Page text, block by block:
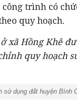
trình có
quy hoạch.
xã Hồng Khê
quy hoạch
dụng đất huyện Bình